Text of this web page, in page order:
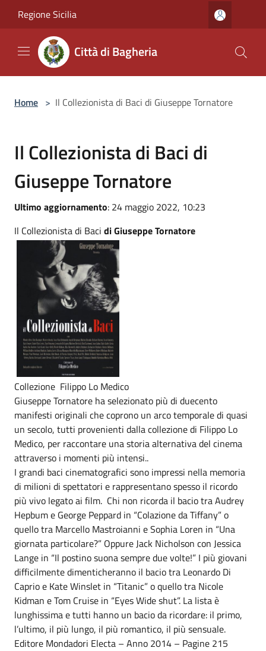
Regione Sicilia
Città di Bagheria
Home > Il Collezionista di Baci di Giuseppe Tornatore
Il Collezionista di Baci di
Giuseppe Tornatore
Ultimo aggiornamento: 24 maggio 2022, 10:23
Il Collezionista di Baci di Giuseppe Tornatore
Collezione Filippo Lo Medico
Giuseppe Tornatore ha selezionato più di duecento
manifesti originali che coprono un arco temporale di quasi
un secolo, tutti provenienti dalla collezione di Filippo Lo
Medico, per raccontare una storia alternativa del cinema
attraverso i momenti più intensi..
I grandi baci cinematografici sono impressi nella memoria
di milioni di spettatori e rappresentano spesso il ricordo
più vivo legato ai film. Chi non ricorda il bacio tra Audrey
Hepbum e George Peppard in “Colazione da Tiffany” o
quello tra Marcello Mastroianni e Sophia Loren in “Una
giornata particolare?” Oppure Jack Nicholson con Jessica
Lange in “Il postino suona sempre due volte!” I più giovani
difficilmente dimenticheranno il bacio tra Leonardo Di
Caprio e Kate Winslet in “Titanic” o quello tra Nicole
Kidman e Tom Cruise in “Eyes Wide shut”. La lista è
lunghissima e tutti hanno un bacio da ricordare: il primo,
l’ultimo, il più lungo, il più romantico, il più sensuale.
Editore Mondadori Electa – Anno 2014 – Pagine 215